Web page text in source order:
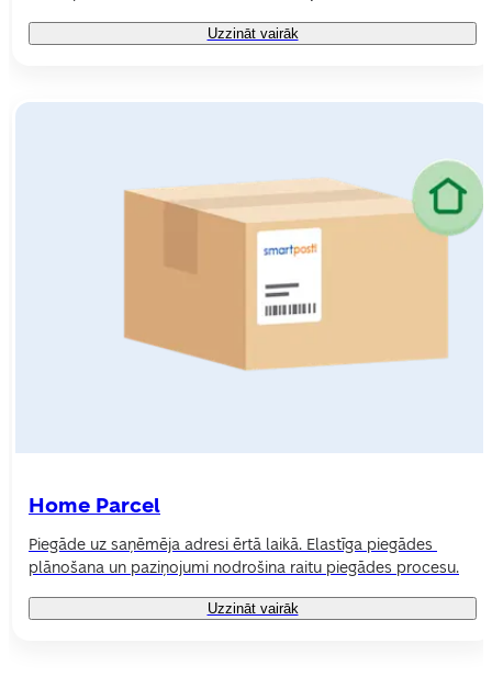
Uzzināt vairāk
Home Parcel
Piegāde uz saņēmēja adresi ērtā laikā. Elastīga piegādes
plānošana un paziņojumi nodrošina raitu piegādes procesu.
Uzzināt vairāk